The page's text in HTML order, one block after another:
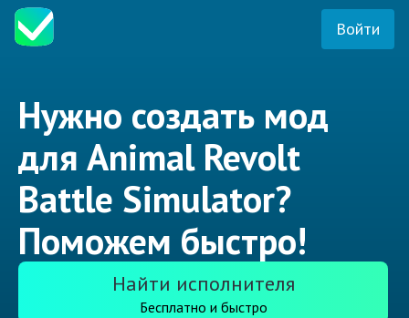
Войти
Нужно создать мод
для Animal Revolt
Battle Simulator?
Поможем быстро!
Найти исполнителя
Бесплатно и быстро